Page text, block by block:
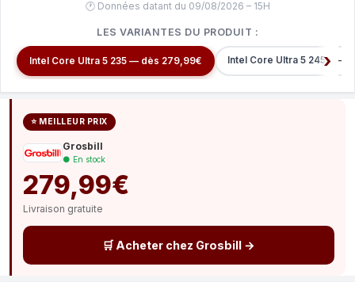
🕐 Données datant du 09/08/2026 – 15H
LES VARIANTES DU PRODUIT :
Intel Core Ultra 5 235 — dès 279,99€ Intel Core Ultra 5 245K —
⭐ MEILLEUR PRIX
Grosbill
● En stock
279,99€
Livraison gratuite
🛒 Acheter chez Grosbill →